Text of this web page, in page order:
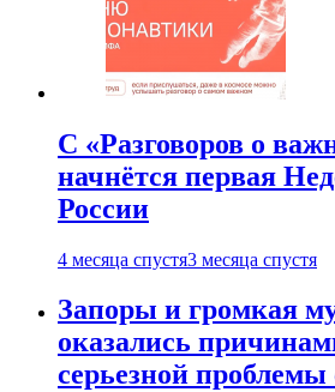
С «Разговоров о
начнётся первая
России
4 месяца спустя3 месяца спустя
Запоры и громкая
оказались
серьезной проблемы